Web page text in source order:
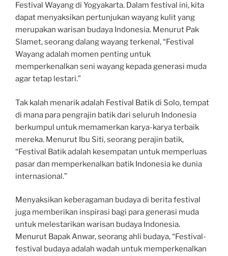
Festival Wayang di Yogyakarta. Dalam festival ini, kita
dapat menyaksikan pertunjukan wayang kulit yang
merupakan warisan budaya Indonesia. Menurut Pak
Slamet, seorang dalang wayang terkenal, “Festival
Wayang adalah momen penting untuk
memperkenalkan seni wayang kepada generasi muda
agar tetap lestari.”
Tak kalah menarik adalah Festival Batik di Solo, tempat
di mana para pengrajin batik dari seluruh Indonesia
berkumpul untuk memamerkan karya-karya terbaik
mereka. Menurut Ibu Siti, seorang perajin batik,
“Festival Batik adalah kesempatan untuk memperluas
pasar dan memperkenalkan batik Indonesia ke dunia
internasional.”
Menyaksikan keberagaman budaya di berita festival
juga memberikan inspirasi bagi para generasi muda
untuk melestarikan warisan budaya Indonesia.
Menurut Bapak Anwar, seorang ahli budaya, “Festival-
festival budaya adalah wadah untuk memperkenalkan